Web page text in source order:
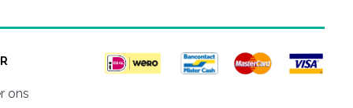
ons